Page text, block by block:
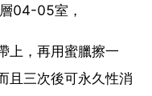
04-05室，
上，再用蜜臘擦一
且三次後可永久性消